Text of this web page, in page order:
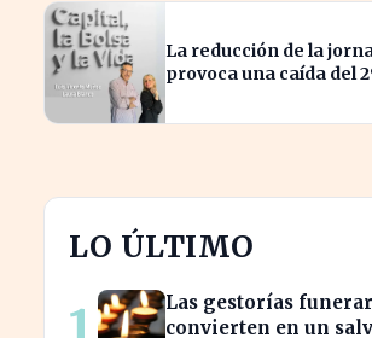
La reducción de la
provoca una caída del
LO ÚLTIMO
Las gestorías
convierten en un